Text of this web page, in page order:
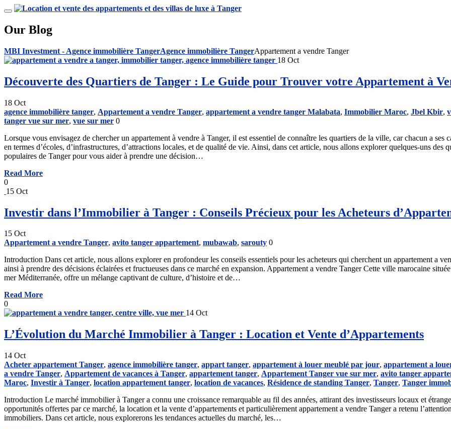
Our Blog
MBI Investment - Agence immobilière TangerAgence immobilière TangerAppartement a vendre Tanger
18 Oct
Découverte des Quartiers de Tanger : Le Guide pour Trouver votre Appartement à
18 Oct
agence immobilière tanger, Appartement a vendre Tanger, appartement a vendre tanger Malabata, Immobilier Maroc, Jbel Kbir,
tanger vue sur mer, vue sur mer 0
Lorsque vous envisagez de chercher un appartement à vendre à Tanger, il est essentiel de connaître les quartiers de la ville, car chacun a ses
en termes d’écoles, d’infrastructures, d’attractions locales, et de qualité de vie. Ainsi, dans cet article, nous allons explorer quelques-uns des
populaires de Tanger pour vous aider à prendre une décision…
Read More
0
15 Oct
Investir dans l’Immobilier à Tanger : Conseils Précieux pour les Acheteurs
15 Oct
Appartement a vendre Tanger, avito tanger appartement, mubawab, sarouty 0
Introduction Dans cet article, nous allons explorer en profondeur les conseils essentiels pour les acheteurs qui cherchent un appartement a
ainsi à prendre des décisions éclairées et fructueuses dans ce marché en expansion. Appartement a vendre Tanger Cette ville marocaine
mer Méditerranée, offre un mélange captivant de culture, d’histoire et de…
Read More
0
14 Oct
L’Évolution du Marché Immobilier à Tanger : Location et Vente d’Appartements
14 Oct
Acheter appartement Tanger, agence immobilière tanger, appart tanger, appartement à louer meublé par jour, appartement a
a vendre Tanger, Appartement de vacances à Tanger, appartement tanger, Appartement Tanger vue sur mer, avito tanger
Maroc, Investir à Tanger, location appartement tanger, location de vacances, Résidence de standing Tanger, Tanger, Tanger
Introduction Le marché immobilier à Tanger a connu une croissance remarquable au fil des années, attirant des investisseurs locaux et
opportunités offertes par ce marché, la location et la vente d’appartements et particulièrement appartement a vendre Tanger a retenu
immobiliers. Dans cet article, nous explorerons les tendances actuelles du marché, les…